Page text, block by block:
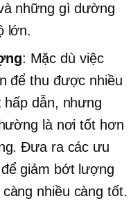
những gì dường
lớn.
: Mặc dù việc
để thu được nhiều
hấp dẫn, nhưng
là nơi tốt hơn
Đưa ra các ưu
giảm bớt lượng
nhiều càng tốt.